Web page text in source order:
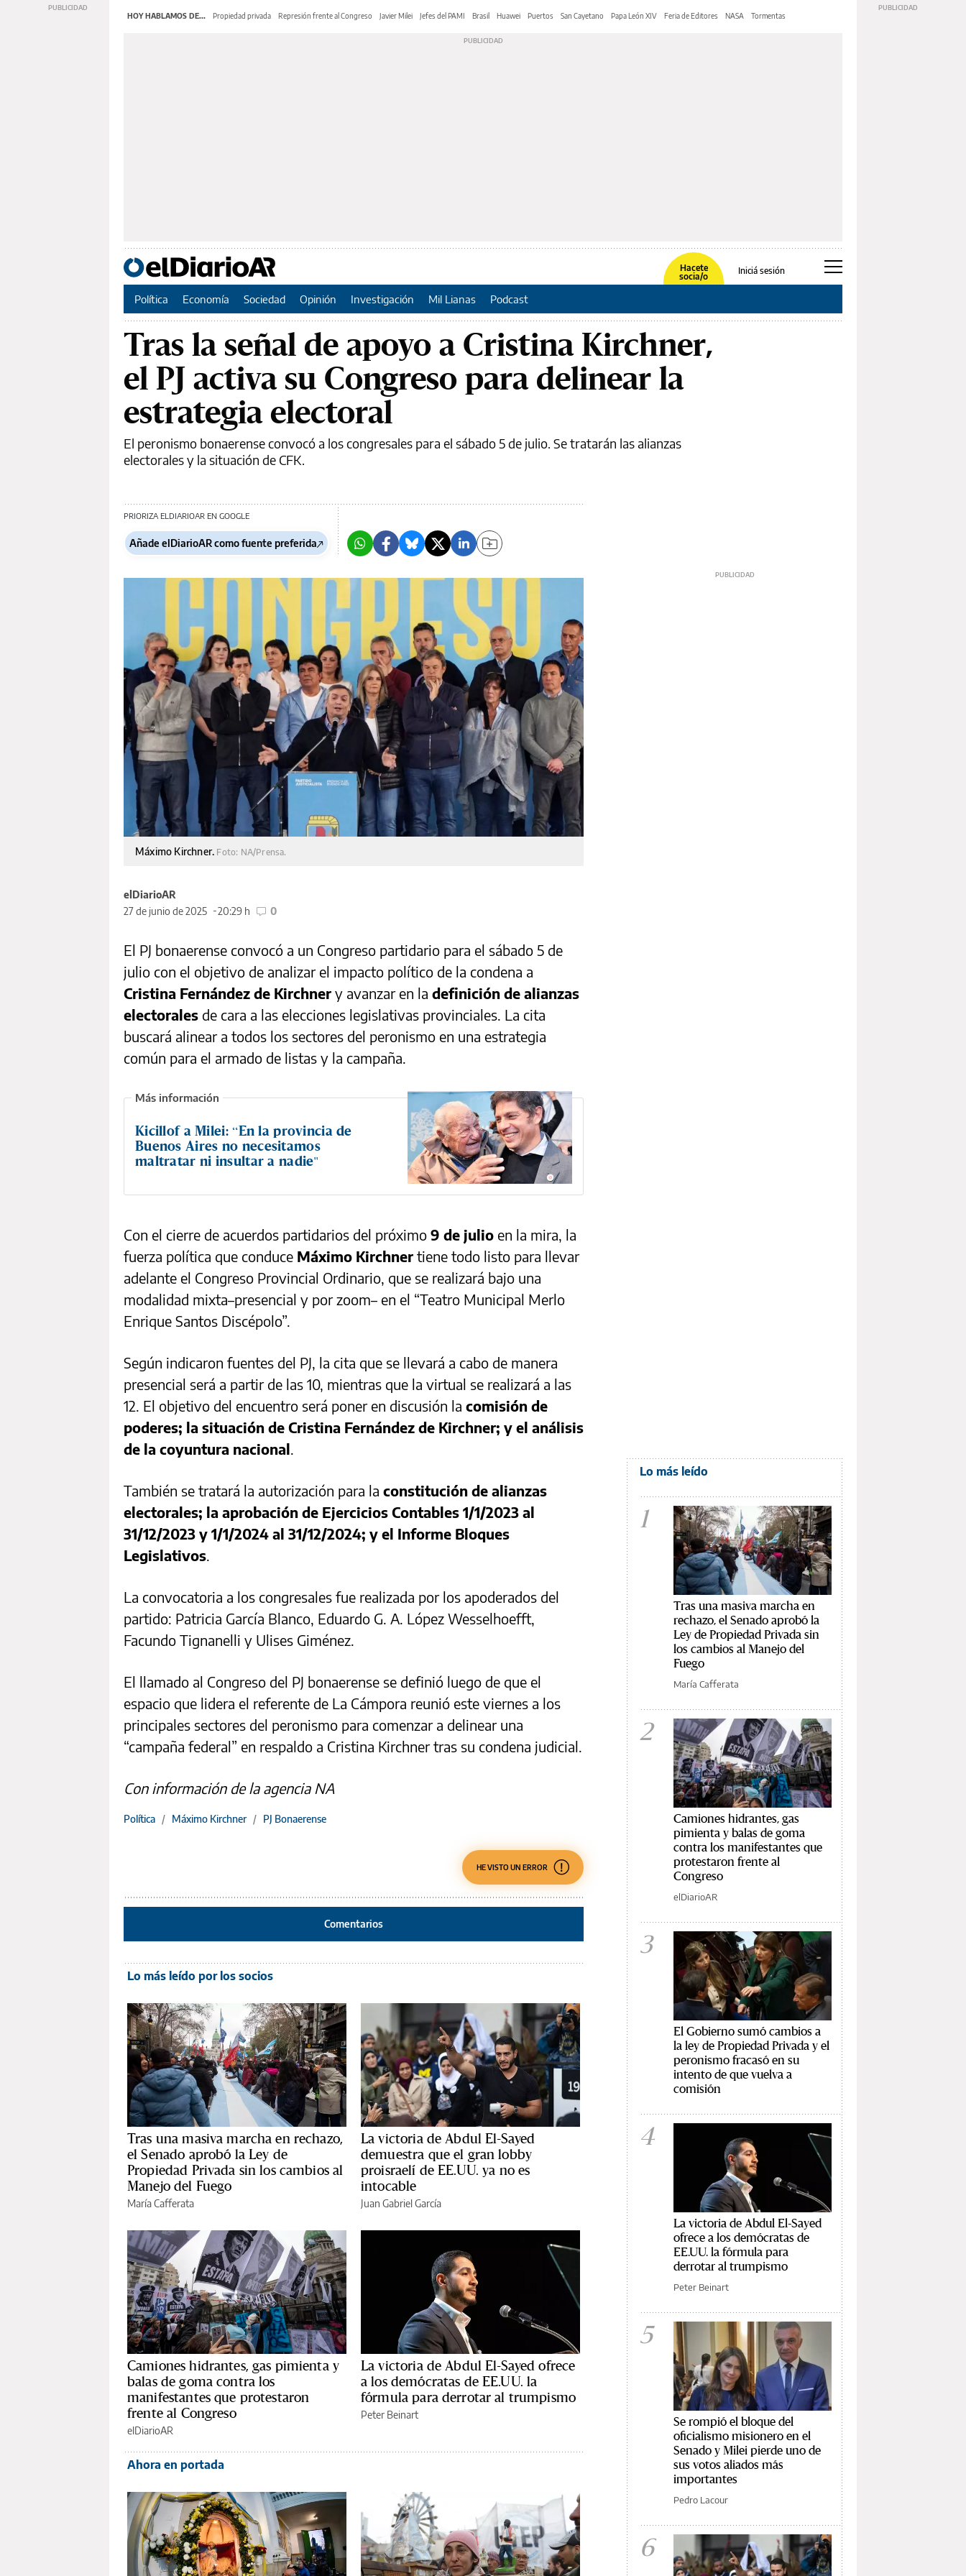
HOY HABLAMOS DE... Propiedad privada Represión frente al Congreso Javier Milei Jefes del PAMI Brasil Huawei Puertos San Cayetano Papa León XIV Feria de Editores NASA Tormentas
Hacete
socia/o
Iniciá sesión
Política Economía Sociedad Opinión Investigación Mil Lianas Podcast
Tras la señal de apoyo a Cristina Kirchner,
el PJ activa su Congreso para delinear la
estrategia electoral
El peronismo bonaerense convocó a los congresales para el sábado 5 de julio. Se tratarán las alianzas
electorales y la situación de CFK.
PRIORIZA ELDIARIOAR EN GOOGLE
Añade elDiarioAR como fuente preferida
Máximo Kirchner. Foto: NA/Prensa.
elDiarioAR
27 de junio de 2025
20:29 h 0
El PJ bonaerense convocó a un Congreso partidario para el sábado 5 de
julio con el objetivo de analizar el impacto político de la condena a
Cristina Fernández de Kirchner y avanzar en la definición de alianzas
electorales de cara a las elecciones legislativas provinciales. La cita
buscará alinear a todos los sectores del peronismo en una estrategia
común para el armado de listas y la campaña.
Kicillof a Milei: “En la provincia de
Buenos Aires no necesitamos
maltratar ni insultar a nadie"
Con el cierre de acuerdos partidarios del próximo 9 de julio en la mira, la
fuerza política que conduce Máximo Kirchner tiene todo listo para llevar
adelante el Congreso Provincial Ordinario, que se realizará bajo una
modalidad mixta–presencial y por zoom– en el “Teatro Municipal Merlo
Enrique Santos Discépolo”.
Según indicaron fuentes del PJ, la cita que se llevará a cabo de manera
presencial será a partir de las 10, mientras que la virtual se realizará a las
12. El objetivo del encuentro será poner en discusión la comisión de
poderes; la situación de Cristina Fernández de Kirchner; y el análisis
de la coyuntura nacional.
También se tratará la autorización para la constitución de alianzas
electorales; la aprobación de Ejercicios Contables 1/1/2023 al
31/12/2023 y 1/1/2024 al 31/12/2024; y el Informe Bloques
Legislativos.
La convocatoria a los congresales fue realizada por los apoderados del
partido: Patricia García Blanco, Eduardo G. A. López Wesselhoefft,
Facundo Tignanelli y Ulises Giménez.
El llamado al Congreso del PJ bonaerense se definió luego de que el
espacio que lidera el referente de La Cámpora reunió este viernes a los
principales sectores del peronismo para comenzar a delinear una
“campaña federal” en respaldo a Cristina Kirchner tras su condena judicial.
Con información de la agencia NA
Política / Máximo Kirchner / PJ Bonaerense
HE VISTO UN ERROR
Comentarios
Lo más leído por los socios
Tras una masiva marcha en rechazo,
el Senado aprobó la Ley de
Propiedad Privada sin los cambios al
Manejo del Fuego
María Cafferata
La victoria de Abdul El-Sayed
demuestra que el gran lobby
proisraelí de EE.UU. ya no es
intocable
Juan Gabriel García
Camiones hidrantes, gas pimienta y
balas de goma contra los
manifestantes que protestaron
frente al Congreso
elDiarioAR
La victoria de Abdul El-Sayed ofrece
a los demócratas de EE.UU. la
fórmula para derrotar al trumpismo
Peter Beinart
Ahora en portada
Lo más leído
1
Tras una masiva marcha en
rechazo, el Senado aprobó la
Ley de Propiedad Privada sin
los cambios al Manejo del
Fuego
María Cafferata
2
Camiones hidrantes, gas
pimienta y balas de goma
contra los manifestantes que
protestaron frente al
Congreso
elDiarioAR
3
El Gobierno sumó cambios a
la ley de Propiedad Privada y el
peronismo fracasó en su
intento de que vuelva a
comisión
4
La victoria de Abdul El-Sayed
ofrece a los demócratas de
EE.UU. la fórmula para
derrotar al trumpismo
Peter Beinart
5
Se rompió el bloque del
oficialismo misionero en el
Senado y Milei pierde uno de
sus votos aliados más
importantes
Pedro Lacour
6